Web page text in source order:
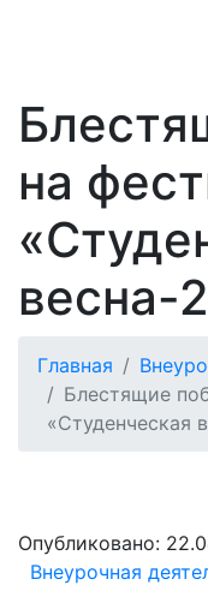
на
весна-
Главная
Блестящие
«Студенческая
Опубликовано:
Внеурочная